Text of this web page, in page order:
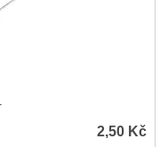
2,50 Kč